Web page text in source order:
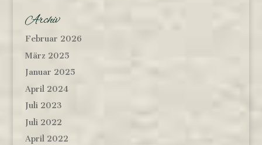
Archiv
Februar 2026
März 2025
Januar 2025
April 2024
Juli 2023
Juli 2022
April 2022